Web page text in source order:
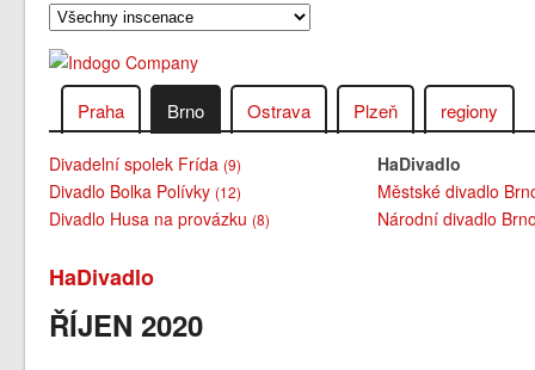
Praha Brno Ostrava Plzeň regiony
Divadelní spolek Frída(9)
Divadlo Bolka Polívky(12)
Divadlo Husa na provázku(8)
HaDivadlo
Městské divadlo
Národní divadlo
HaDivadlo
ŘÍJEN 2020